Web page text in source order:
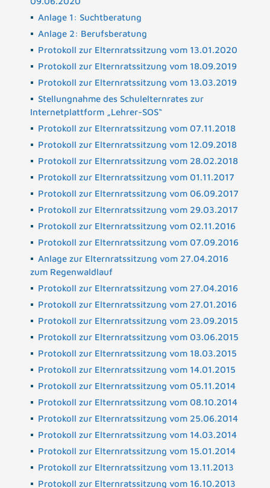
Anlage 1: Suchtberatung
Anlage 2: Berufsberatung
Protokoll zur Elternratssitzung vom 13.01.2020
Protokoll zur Elternratssitzung vom 18.09.2019
Protokoll zur Elternratssitzung vom 13.03.2019
Stellungnahme des Schulelternrates zur
Internetplattform „Lehrer-SOS“
Protokoll zur Elternratssitzung vom 07.11.2018
Protokoll zur Elternratssitzung vom 12.09.2018
Protokoll zur Elternratssitzung vom 28.02.2018
Protokoll zur Elternratssitzung vom 01.11.2017
Protokoll zur Elternratssitzung vom 06.09.2017
Protokoll zur Elternratssitzung vom 29.03.2017
Protokoll zur Elternratssitzung vom 02.11.2016
Protokoll zur Elternratssitzung vom 07.09.2016
Anlage zur Elternratssitzung vom 27.04.2016
zum Regenwaldlauf
Protokoll zur Elternratssitzung vom 27.04.2016
Protokoll zur Elternratssitzung vom 27.01.2016
Protokoll zur Elternratssitzung vom 23.09.2015
Protokoll zur Elternratssitzung vom 03.06.2015
Protokoll zur Elternratssitzung vom 18.03.2015
Protokoll zur Elternratssitzung vom 14.01.2015
Protokoll zur Elternratssitzung vom 05.11.2014
Protokoll zur Elternratssitzung vom 08.10.2014
Protokoll zur Elternratssitzung vom 25.06.2014
Protokoll zur Elternratssitzung vom 14.03.2014
Protokoll zur Elternratssitzung vom 15.01.2014
Protokoll zur Elternratssitzung vom 13.11.2013
Protokoll zur Elternratssitzung vom 16.10.2013